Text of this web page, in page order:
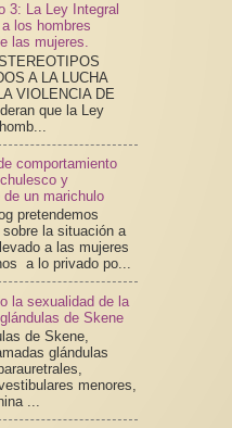
3: La Ley Integral
los hombres
las mujeres.
A LA LUCHA
VIOLENCIA DE
que la Ley
comportamiento
y
de un marichulo
pretendemos
la situación a
a las mujeres
a lo privado po...
la sexualidad de la
de Skene
de Skene,
glándulas
menores,
...